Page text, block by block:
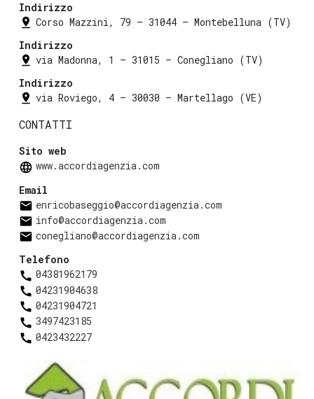
Indirizzo
Corso Mazzini, 79 — 31044 — Montebelluna (TV)
Indirizzo
via Madonna, 1 — 31015 — Conegliano (TV)
Indirizzo
via Roviego, 4 — 30030 — Martellago (VE)
CONTATTI
Sito web
www.accordiagenzia.com
Email
enricobaseggio@accordiagenzia.com
info@accordiagenzia.com
conegliano@accordiagenzia.com
Telefono
04381962179
04231904638
04231904721
3497423185
0423432227